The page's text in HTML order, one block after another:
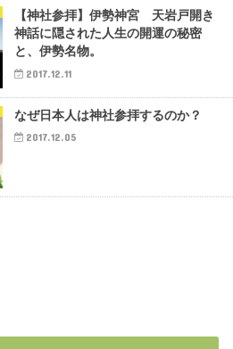
【神社参拝】伊勢神宮 天岩戸開き
神話に隠された人生の開運の秘密
と、伊勢名物。
2017.12.11
なぜ日本人は神社参拝するのか？
2017.12.05